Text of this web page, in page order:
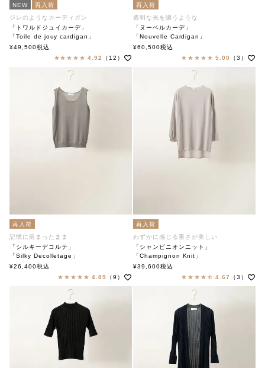
NEW
再入荷
ジレのようなカーディガン
「トワルドジュイカーデ」
「Toile de jouy cardigan」
soutiencollar（ステンカラー）
¥49,500税込
4.92
（12）
再入荷
透明な光を纏うような
「ヌーベルカーデ」
「Nouvelle Cardigan」
soutiencollar（ステンカラー）
¥60,500税込
5.00
（3）
再入荷
記憶に留まったまま
「シルキーデコルテ」
「Silky Decolletage」
soutiencollar（ステンカラー）
¥26,400税込
4.89
（9）
再入荷
わずかに感じる重さが美しい
「シャンピニオンニット」
「Champignon Knit」
soutiencollar（ステンカラー）
¥39,600税込
4.67
（3）